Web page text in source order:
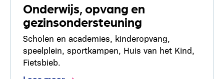
Onderwijs, opvang en
gezinsondersteuning
Scholen en academies, kinderopvang,
speelplein, sportkampen, Huis van het Kind,
Fietsbieb.